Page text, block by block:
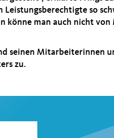
so
könne man auch nicht von
seinen Mitarbeiterinnen
zu.